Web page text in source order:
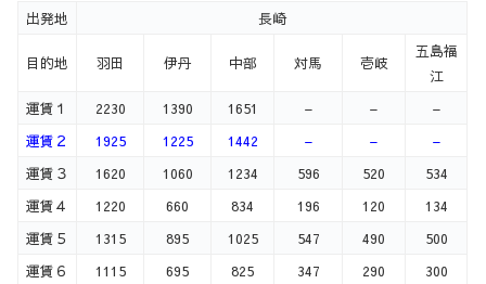
出発地 長崎
目的地 羽田 伊丹 中部 対馬 壱岐
五島福
江
運賃１
2230 1390 1651 – –
–
運賃２
1925 1225 1442 – –
–
運賃３
1620 1060 1234 596 520
534
運賃４
1220 660 834 196 120
134
運賃５
1315 895 1025 547 490
500
運賃６
1115 695 825 347 290
300